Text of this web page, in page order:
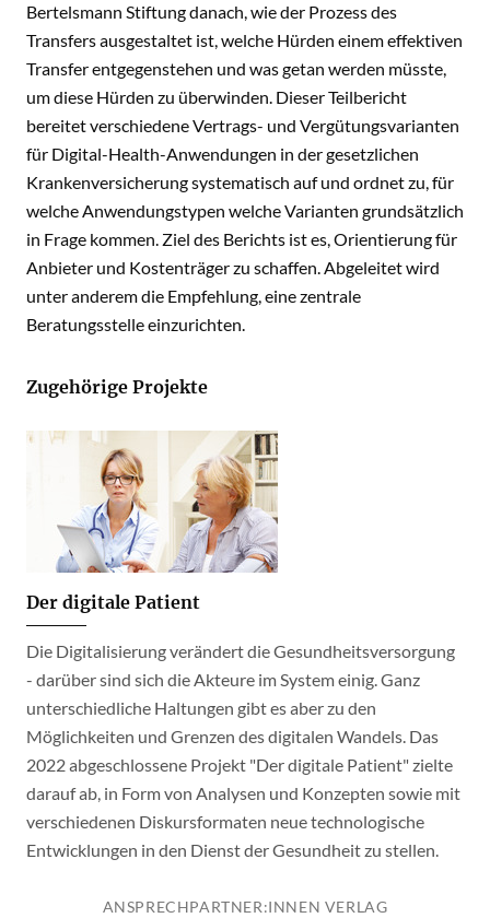
Bertelsmann Stiftung danach, wie der Prozess des
Transfers ausgestaltet ist, welche Hürden einem effektiven
Transfer entgegenstehen und was getan werden müsste,
um diese Hürden zu überwinden. Dieser Teilbericht
bereitet verschiedene Vertrags- und Vergütungsvarianten
für Digital-Health-Anwendungen in der gesetzlichen
Krankenversicherung systematisch auf und ordnet zu, für
welche Anwendungstypen welche Varianten grundsätzlich
in Frage kommen. Ziel des Berichts ist es, Orientierung für
Anbieter und Kostenträger zu schaffen. Abgeleitet wird
unter anderem die Empfehlung, eine zentrale
Beratungsstelle einzurichten.
Zugehörige Projekte
Der digitale Patient
Die Digitalisierung verändert die Gesundheitsversorgung
- darüber sind sich die Akteure im System einig. Ganz
unterschiedliche Haltungen gibt es aber zu den
Möglichkeiten und Grenzen des digitalen Wandels. Das
2022 abgeschlossene Projekt "Der digitale Patient" zielte
darauf ab, in Form von Analysen und Konzepten sowie mit
verschiedenen Diskursformaten neue technologische
Entwicklungen in den Dienst der Gesundheit zu stellen.
ANSPRECHPARTNER:INNEN VERLAG